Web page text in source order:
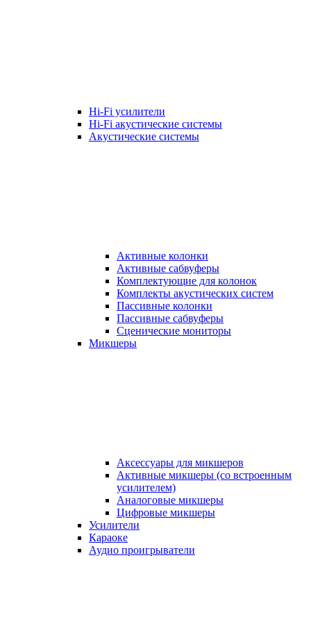
Hi-Fi усилители
Hi-Fi акустические системы
Акустические системы
Активные колонки
Активные сабвуферы
Комплектующие для колонок
Комплекты акустических систем
Пассивные колонки
Пассивные сабвуферы
Сценические мониторы
Микшеры
Аксессуары для микшеров
Активные микшеры (со встроенным
усилителем)
Аналоговые микшеры
Цифровые микшеры
Усилители
Караоке
Аудио проигрыватели